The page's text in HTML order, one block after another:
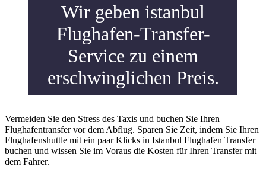
Wir geben istanbul
Flughafen-Transfer-
Service zu einem
erschwinglichen Preis.
Vermeiden Sie den Stress des Taxis und buchen Sie Ihren
Flughafentransfer vor dem Abflug. Sparen Sie Zeit, indem Sie Ihren
Flughafenshuttle mit ein paar Klicks in Istanbul Flughafen Transfer
buchen und wissen Sie im Voraus die Kosten für Ihren Transfer mit
dem Fahrer.